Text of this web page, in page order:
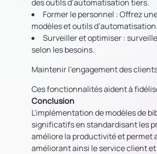
des outils d’automatisation tiers.
Former le personnel : Offrez
modèles et outils d’automatisation.
Surveiller et optimiser:
selon les besoins.
Maintenir l'engagement des
Ces fonctionnalités aident à
Conclusion
L'implémentation de modèles de
significatifs en standardisant les
améliore la productivité et permet
améliorant ainsi le service client